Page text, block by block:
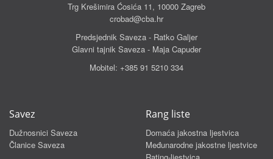
Trg Krešimira Ćosića 11, 10000 Zagreb
crobad@cba.hr
Predsjednik Saveza - Ratko Galjer
Glavni tajnik Saveza - Maja Capuder
Mobitel: +385 91 5210 334
Savez
Dužnosnici Saveza
Članice Saveza
Rang liste
Domaća jakostna ljestvica
Međunarodne jakostne ljestvice